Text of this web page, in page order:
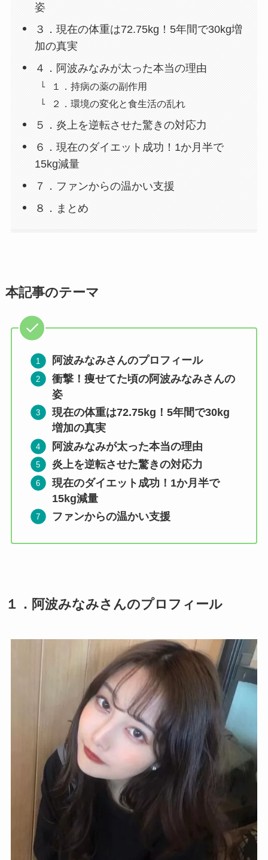
姿
３．現在の体重は72.75kg！5年間で30kg増
加の真実
４．阿波みなみが太った本当の理由
１．持病の薬の副作用
２．環境の変化と食生活の乱れ
５．炎上を逆転させた驚きの対応力
６．現在のダイエット成功！1か月半で
15kg減量
７．ファンからの温かい支援
８．まとめ
本記事のテーマ
阿波みなみさんのプロフィール
衝撃！痩せてた頃の阿波みなみさんの
姿
現在の体重は72.75kg！5年間で30kg
増加の真実
阿波みなみが太った本当の理由
炎上を逆転させた驚きの対応力
現在のダイエット成功！1か月半で
15kg減量
ファンからの温かい支援
１． 阿波みなみさんのプロフィール